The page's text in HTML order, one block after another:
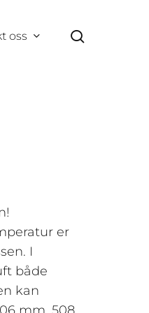
oss
er
I
både
kan